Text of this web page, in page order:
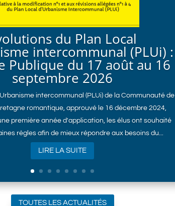
du Plan Local
intercommunal (PLUi) :
Publique du 17 août au 16
septembre 2026
intercommunal (PLUi) de la Communauté de
romantique, approuvé le 16 décembre 2024,
première année d'application, les élus ont souhaité
règles afin de mieux répondre aux besoins du...
LIRE LA SUITE
TOUTES LES ACTUALITÉS